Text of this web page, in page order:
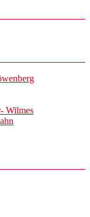
Wilmes